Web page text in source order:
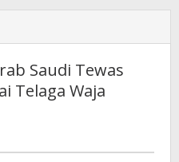
Saudi Tewas
Telaga Waja